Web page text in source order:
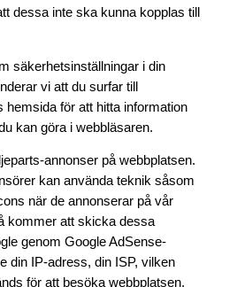
dessa inte ska kunna kopplas till
säkerhetsinställningar i din
vi att du surfar till
hemsida för att hitta information
kan göra i webbläsaren.
annonser på webbplatsen.
kan använda teknik såsom
när de annonserar på vår
kommer att skicka dessa
genom Google AdSense-
din IP-adress, din ISP, vilken
för att besöka webbplatsen.